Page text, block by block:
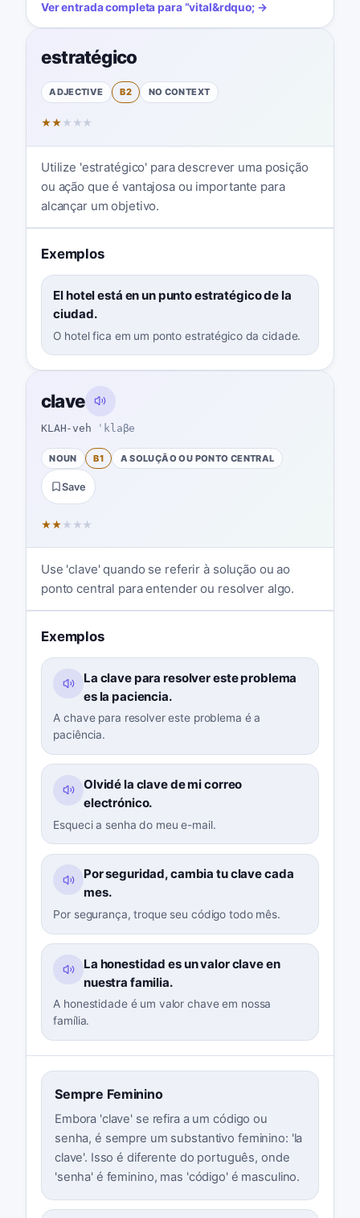
Ver entrada completa para“vital&rdquo; →
estratégico
ADJECTIVE B2 NO CONTEXT
★★ ★ ★ ★
Utilize 'estratégico' para descrever uma posição
ou ação que é vantajosa ou importante para
alcançar um objetivo.
Exemplos
El hotel está en un punto estratégico de la
ciudad.
O hotel fica em um ponto estratégico da cidade.
clave
KLAH-veh ˈklaβe
NOUN B1 A SOLUÇÃO OU PONTO CENTRAL
Save
★★ ★ ★ ★
Use 'clave' quando se referir à solução ou ao
ponto central para entender ou resolver algo.
Exemplos
La clave para resolver este problema
es la paciencia.
A chave para resolver este problema é a
paciência.
Olvidé la clave de mi correo
electrónico.
Esqueci a senha do meu e-mail.
Por seguridad, cambia tu clave cada
mes.
Por segurança, troque seu código todo mês.
La honestidad es un valor clave en
nuestra familia.
A honestidade é um valor chave em nossa
família.
Sempre Feminino
Embora 'clave' se refira a um código ou
senha, é sempre um substantivo feminino: 'la
clave'. Isso é diferente do português, onde
'senha' é feminino, mas 'código' é masculino.